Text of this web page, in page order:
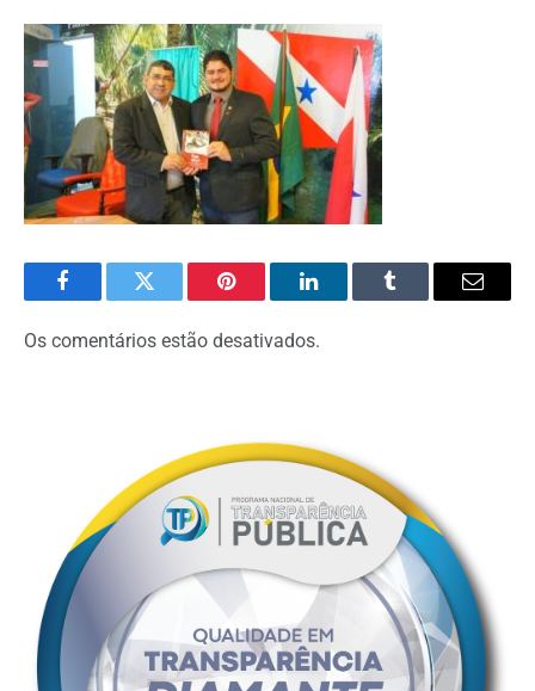
FacebookTwitter Pinterest O
LinkedIn
Tumblr
E-
Os comentários estão desativados.